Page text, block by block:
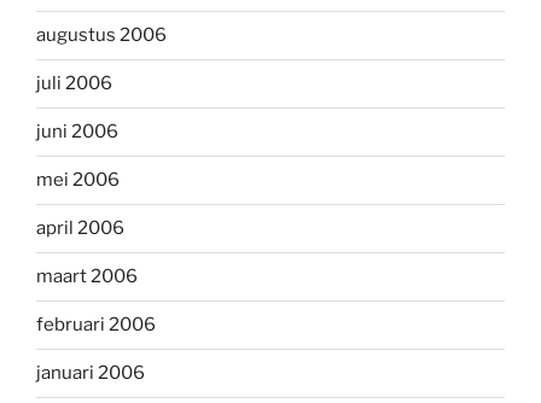
augustus 2006
juli 2006
juni 2006
mei 2006
april 2006
maart 2006
februari 2006
januari 2006